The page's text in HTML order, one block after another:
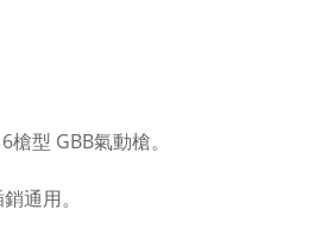
型 GBB氣動槍。
通用。